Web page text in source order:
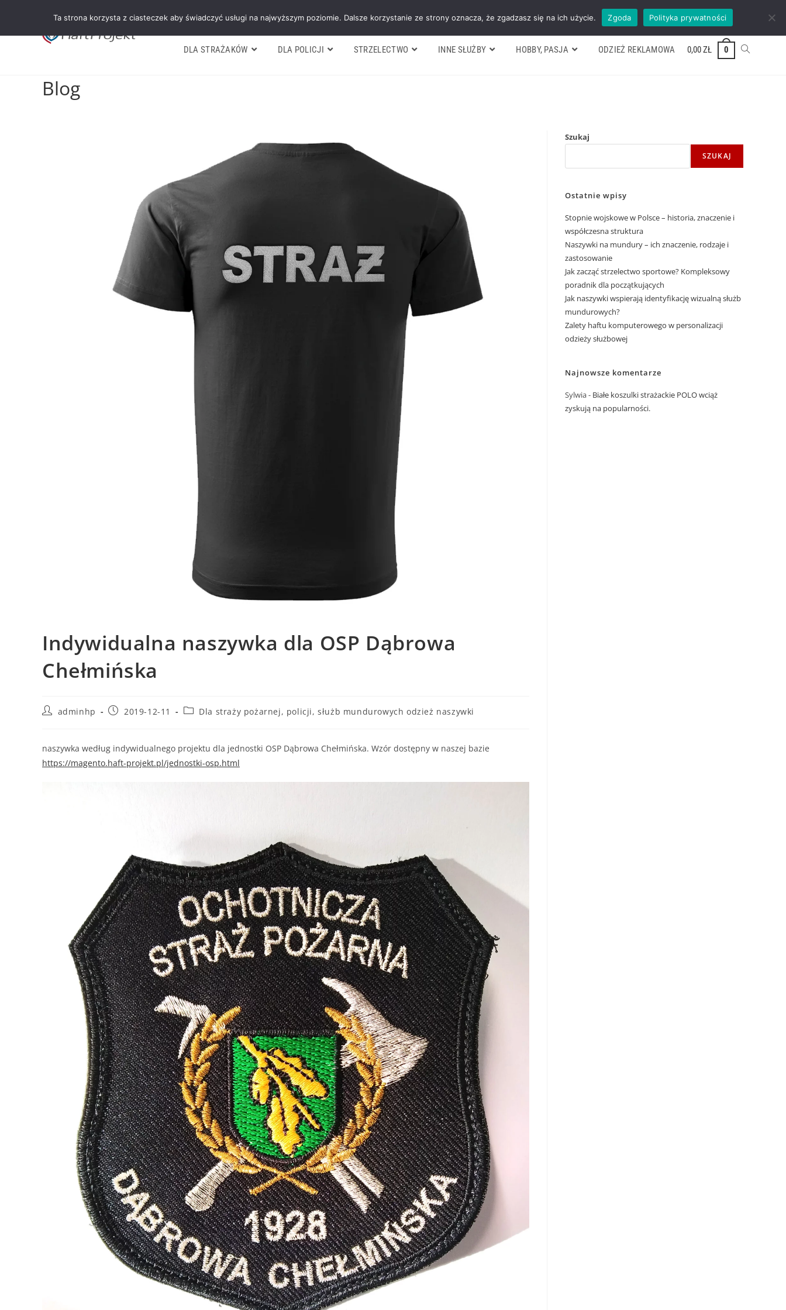
Formularz wyceny Kontakt ZADZWOŃ TEL. 600 352 938
DLA STRAŻAKÓW DLA POLICJI STRZELECTWO INNE SŁUŻBY HOBBY, PASJA ODZIEŻ REKLAMOWA 0,00ZŁ 0
Blog
Indywidualna naszywka dla OSP Dąbrowa
Chełmińska
adminhp 2019-12-11 Dla straży pożarnej, policji, służb mundurowych odzież naszywki
naszywka według indywidualnego projektu dla jednostki OSP Dąbrowa Chełmińska. Wzór dostępny w naszej bazie
https://magento.haft-projekt.pl/jednostki-osp.html
Szukaj
SZUKAJ
Ostatnie wpisy
Stopnie wojskowe w Polsce – historia, znaczenie i
współczesna struktura
Naszywki na mundury – ich znaczenie, rodzaje i
zastosowanie
Jak zacząć strzelectwo sportowe? Kompleksowy
poradnik dla początkujących
Jak naszywki wspierają identyfikację wizualną służb
mundurowych?
Zalety haftu komputerowego w personalizacji
odzieży służbowej
Najnowsze komentarze
Sylwia- Białe koszulki strażackie POLO wciąż
zyskują na popularności.
Ta strona korzysta z ciasteczek aby świadczyć usługi na najwyższym poziomie. Dalsze korzystanie ze strony oznacza, że zgadzasz się na ich użycie. Zgoda Polityka prywatności